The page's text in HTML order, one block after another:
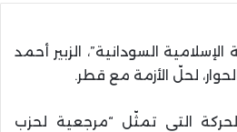
الإسلامية السودانية”، الزبير أحمد
لحلّ الأزمة مع قطر.
التي تمثّل “مرجعية لحزب